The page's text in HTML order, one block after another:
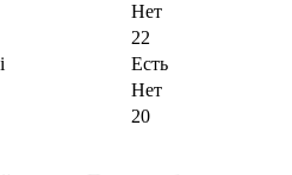
Нет
22
Есть
Нет
20